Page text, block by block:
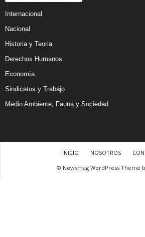
Internacional
Nacional
Historia y Teoria
Derechos Humanos
Economía
Sindicatos y Trabajo
Medio Ambiente, Fauna y Sociedad
INICIO NOSOTROS
© Newsmag WordPress Theme